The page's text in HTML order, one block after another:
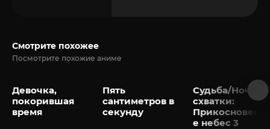
Смотрите похожее
Посмотрите похожие аниме
Девочка,
покорившая
время
Пять
сантиметров в
секунду
Судьба/Ночь
схватки:
Прикосновени
е небес 3